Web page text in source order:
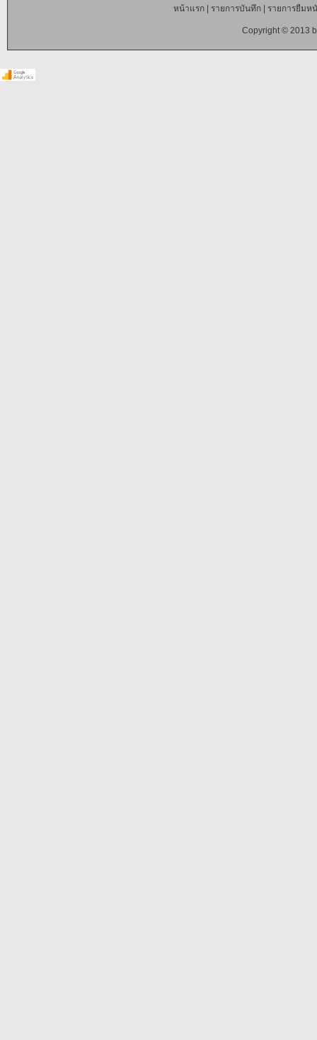
หน้าแรก| รายการบันทึก| รายการยืมห
Copyright © 2013